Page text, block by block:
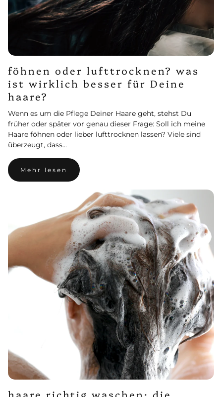
föhnen oder lufttrocknen? was
ist wirklich besser für Deine
haare?
Wenn es um die Pflege Deiner Haare geht, stehst Du
früher oder später vor genau dieser Frage: Soll ich meine
Haare föhnen oder lieber lufttrocknen lassen? Viele sind
überzeugt, dass...
Mehr lesen
haare richtig waschen: die